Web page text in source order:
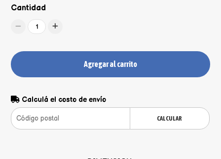
Cantidad
1
Agregar al carrito
Calculá el costo de envío
CALCULAR